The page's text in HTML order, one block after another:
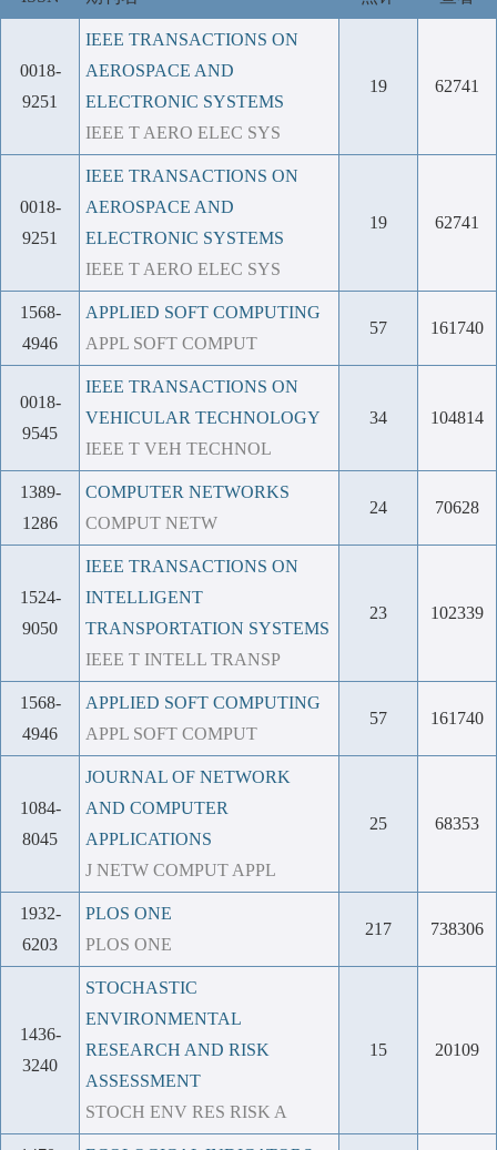
0018-
9251
IEEE TRANSACTIONS ON
AEROSPACE AND
ELECTRONIC SYSTEMS
IEEE T AERO ELEC SYS
19 62741
0018-
9251
IEEE TRANSACTIONS ON
AEROSPACE AND
ELECTRONIC SYSTEMS
IEEE T AERO ELEC SYS
19 62741
1568-
4946
APPLIED SOFT COMPUTING
APPL SOFT COMPUT
57 161740
0018-
9545
IEEE TRANSACTIONS ON
VEHICULAR TECHNOLOGY
IEEE T VEH TECHNOL
34 104814
1389-
1286
COMPUTER NETWORKS
COMPUT NETW
24 70628
1524-
9050
IEEE TRANSACTIONS ON
INTELLIGENT
TRANSPORTATION SYSTEMS
IEEE T INTELL TRANSP
23 102339
1568-
4946
APPLIED SOFT COMPUTING
APPL SOFT COMPUT
57 161740
1084-
8045
JOURNAL OF NETWORK
AND COMPUTER
APPLICATIONS
J NETW COMPUT APPL
25 68353
1932-
6203
PLOS ONE
PLOS ONE
217 738306
1436-
3240
STOCHASTIC
ENVIRONMENTAL
RESEARCH AND RISK
ASSESSMENT
STOCH ENV RES RISK A
15 20109